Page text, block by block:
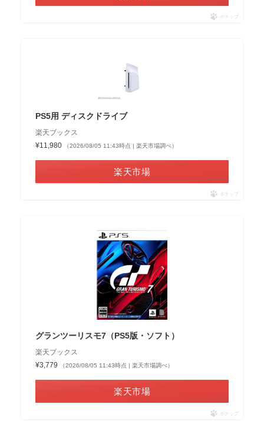
ポチップ
PS5用 ディスクドライブ
楽天ブックス
¥11,980
（2026/08/05 11:43時点 | 楽天市場調べ）
楽天市場
ポチップ
グランツーリスモ7（PS5版・ソフト）
楽天ブックス
¥3,779
（2026/08/05 11:43時点 | 楽天市場調べ）
楽天市場
ポチップ